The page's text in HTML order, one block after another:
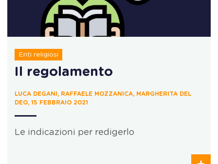
Enti religiosi
Il regolamento
LUCA DEGANI, RAFFAELE MOZZANICA, MARGHERITA DEL
DEO, 15 FEBBRAIO 2021
Le indicazioni per redigerlo